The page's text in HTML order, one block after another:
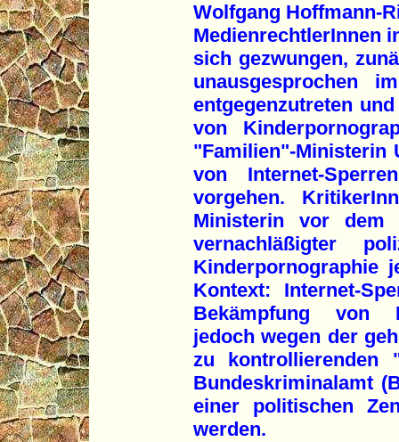
Wolfgang Hoffmann-
MedienrechtlerInnen
sich gezwungen,
unausgesprochen
entgegenzutreten
von
"Familien"-Ministerin
von Internet-
vorgehen.
Ministerin vor dem
vernachläßigter
Kinderpornographie
Kontext: Internet-
Bekämpfung von
jedoch wegen der
zu kontrollierenden
Bundeskriminalamt
einer politischen
werden.